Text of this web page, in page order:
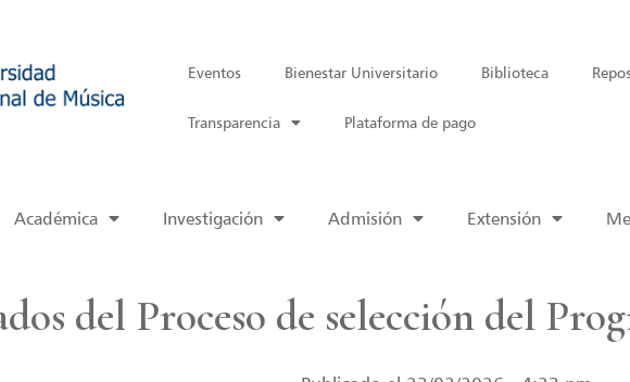
Eventos Bienestar Universitario Biblioteca
Transparencia Plataforma de pago
Académica Investigación Admisión Extensión
del Proceso de selección del